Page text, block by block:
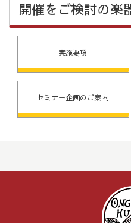
開催をご検討の楽
実施要項
セミナー企画のご案内